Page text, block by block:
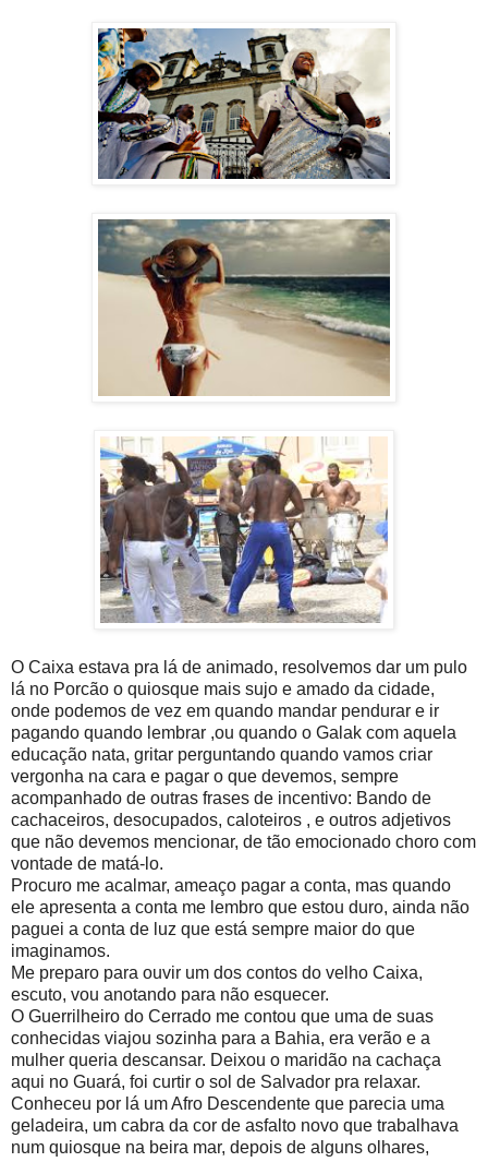
O Caixa estava pra lá de animado, resolvemos dar um pulo
lá no Porcão o quiosque mais sujo e amado da cidade,
onde podemos de vez em quando mandar pendurar e ir
pagando quando lembrar ,ou quando o Galak com aquela
educação nata, gritar perguntando quando vamos criar
vergonha na cara e pagar o que devemos, sempre
acompanhado de outras frases de incentivo: Bando de
cachaceiros, desocupados, caloteiros , e outros adjetivos
que não devemos mencionar, de tão emocionado choro com
vontade de matá-lo.
Procuro me acalmar, ameaço pagar a conta, mas quando
ele apresenta a conta me lembro que estou duro, ainda não
paguei a conta de luz que está sempre maior do que
imaginamos.
Me preparo para ouvir um dos contos do velho Caixa,
escuto, vou anotando para não esquecer.
O Guerrilheiro do Cerrado me contou que uma de suas
conhecidas viajou sozinha para a Bahia, era verão e a
mulher queria descansar. Deixou o maridão na cachaça
aqui no Guará, foi curtir o sol de Salvador pra relaxar.
Conheceu por lá um Afro Descendente que parecia uma
geladeira, um cabra da cor de asfalto novo que trabalhava
num quiosque na beira mar, depois de alguns olhares,